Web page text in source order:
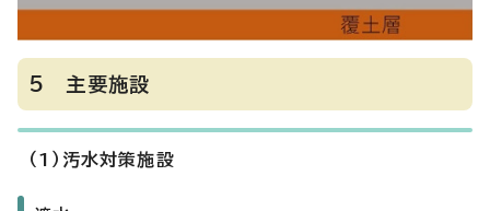
5 主要施設
（1）汚水対策施設